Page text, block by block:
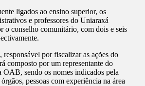
ligados ao ensino superior, os
e professores do Uniaraxá
o conselho comunitário, com dois e seis
responsável por fiscalizar as ações do
composto por um representante do
sendo os nomes indicados pela
pessoas com experiência na área